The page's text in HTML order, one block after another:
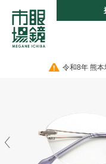
令和8年 熊